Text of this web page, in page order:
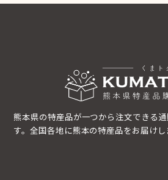
熊本県の特産品が一つから注文できる
す。全国各地に熊本の特産品をお届けし